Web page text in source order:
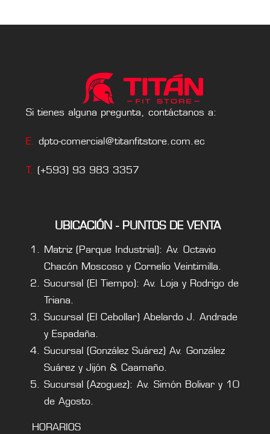
Si tienes alguna pregunta, contáctanos a:
E. dpto-comercial@titanfitstore.com.ec
T. (+593) 93 983 3357
UBICACIÓN - PUNTOS DE VENTA
Matriz (Parque Industrial): Av. Octavio
Chacón Moscoso y Cornelio Veintimilla.
Sucursal (El Tiempo): Av. Loja y Rodrigo de
Triana.
Sucursal (El Cebollar) Abelardo J. Andrade
y Espadaña.
Sucursal (González Suárez) Av. González
Suárez y Jijón & Caamaño.
Sucursal (Azoguez): Av. Simón Bolivar y 10
de Agosto.
HORARIOS